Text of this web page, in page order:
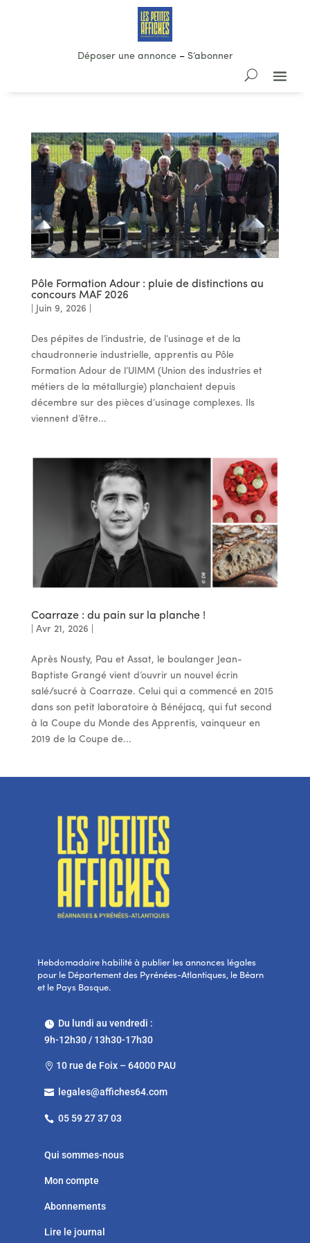
Déposer une annonce– S’abonner
Pôle Formation Adour : pluie de distinctions au
concours MAF 2026
Juin 9, 2026
Des pépites de l’industrie, de l’usinage et de la
chaudronnerie industrielle, apprentis au Pôle
Formation Adour de l’UIMM (Union des industries et
métiers de la métallurgie) planchaient depuis
décembre sur des pièces d’usinage complexes. Ils
viennent d’être...
Coarraze : du pain sur la planche !
Avr 21, 2026
Après Nousty, Pau et Assat, le boulanger Jean-
Baptiste Grangé vient d’ouvrir un nouvel écrin
salé/sucré à Coarraze. Celui qui a commencé en 2015
dans son petit laboratoire à Bénéjacq, qui fut second
à la Coupe du Monde des Apprentis, vainqueur en
2019 de la Coupe de...
Hebdomadaire habilité à publier les annonces légales
pour le Département des Pyrénées-Atlantiques, le Béarn
et le Pays Basque.
Du lundi au vendredi :
9h-12h30 / 13h30-17h30
 10 rue de Foix – 64000 PAU
 legales@affiches64.com
 05 59 27 37 03
Qui sommes-nous
Mon compte
Abonnements
Lire le journal